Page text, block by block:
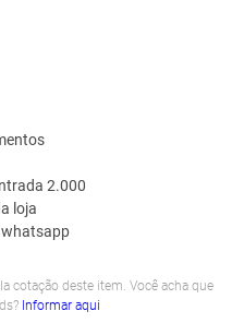
2.000
loja
cotação deste item. Você acha que
Informar aqui